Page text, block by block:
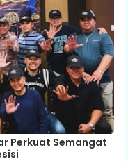
Perkuat Semangat